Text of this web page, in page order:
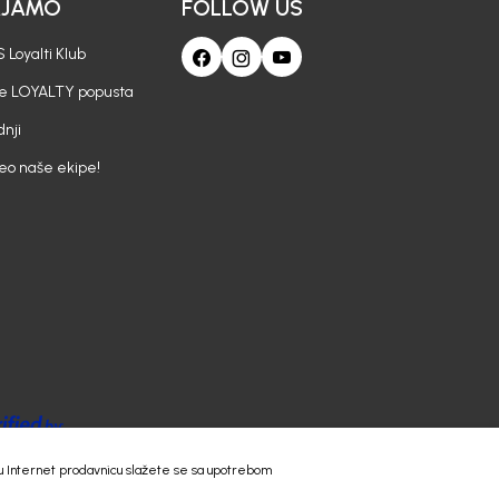
Loyalti Klub
LOYALTY popusta
naše ekipe!
FOLLOW US
Internet prodavnicu slažete se sa upotrebom